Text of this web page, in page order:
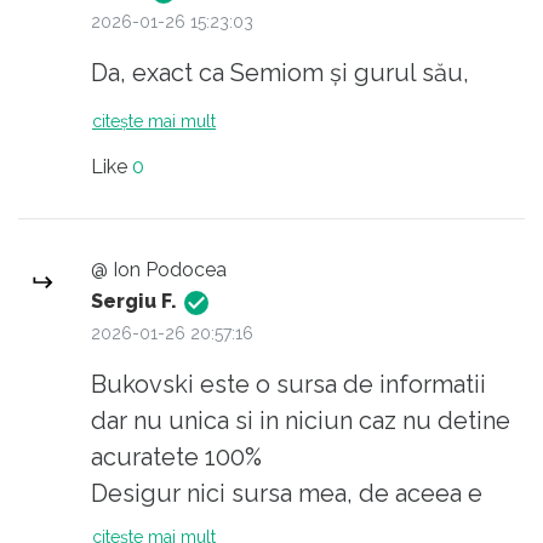
2026-01-26 15:23:03
Da, exact ca Semiom și gurul său,
citește mai mult
Like 0
@ Ion Podocea
Sergiu F.
2026-01-26 20:57:16
Bukovski este o sursa de informatii
dar nu unica si in niciun caz nu detine
acuratete 100%
Desigur nici sursa mea, de aceea e
bine sa consideram intotdeauna mai
citește mai mult